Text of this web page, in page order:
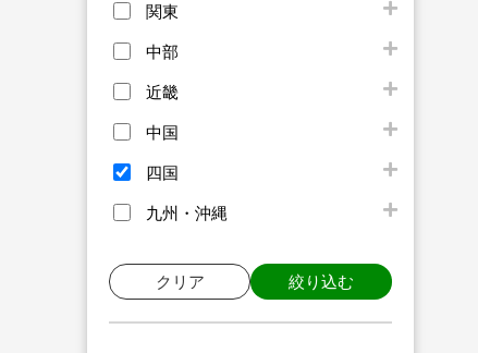
関東
中部
近畿
中国
四国
九州・沖縄
クリア 絞り込む